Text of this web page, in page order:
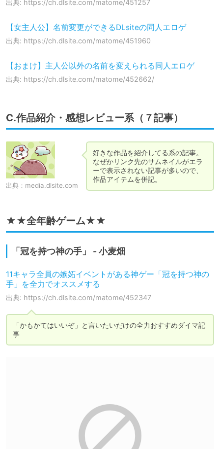
出典: https://ch.dlsite.com/matome/451257
【女主人公】名前変更ができるDLsiteの同人エロゲ
出典: https://ch.dlsite.com/matome/451960
【おまけ】主人公以外の名前を変えられる同人エロゲ
出典: https://ch.dlsite.com/matome/452662/
C.作品紹介・感想レビュー系（７記事）
出典： media.dlsite.com
好きな作品を紹介してる系の記事。
なぜかリンク先のサムネイルがエラ
ーで表示されない記事が多いので、
作品アイテムを併記。
★★全年齢ゲーム★★
「冠を持つ神の手」 - 小麦畑
11キャラ全員の嫉妬イベントがある神ゲー「冠を持つ神の
手」を全力でオススメする
出典: https://ch.dlsite.com/matome/452347
「かもかてはいいぞ」と言いたいだけの全力おすすめダイマ記
事